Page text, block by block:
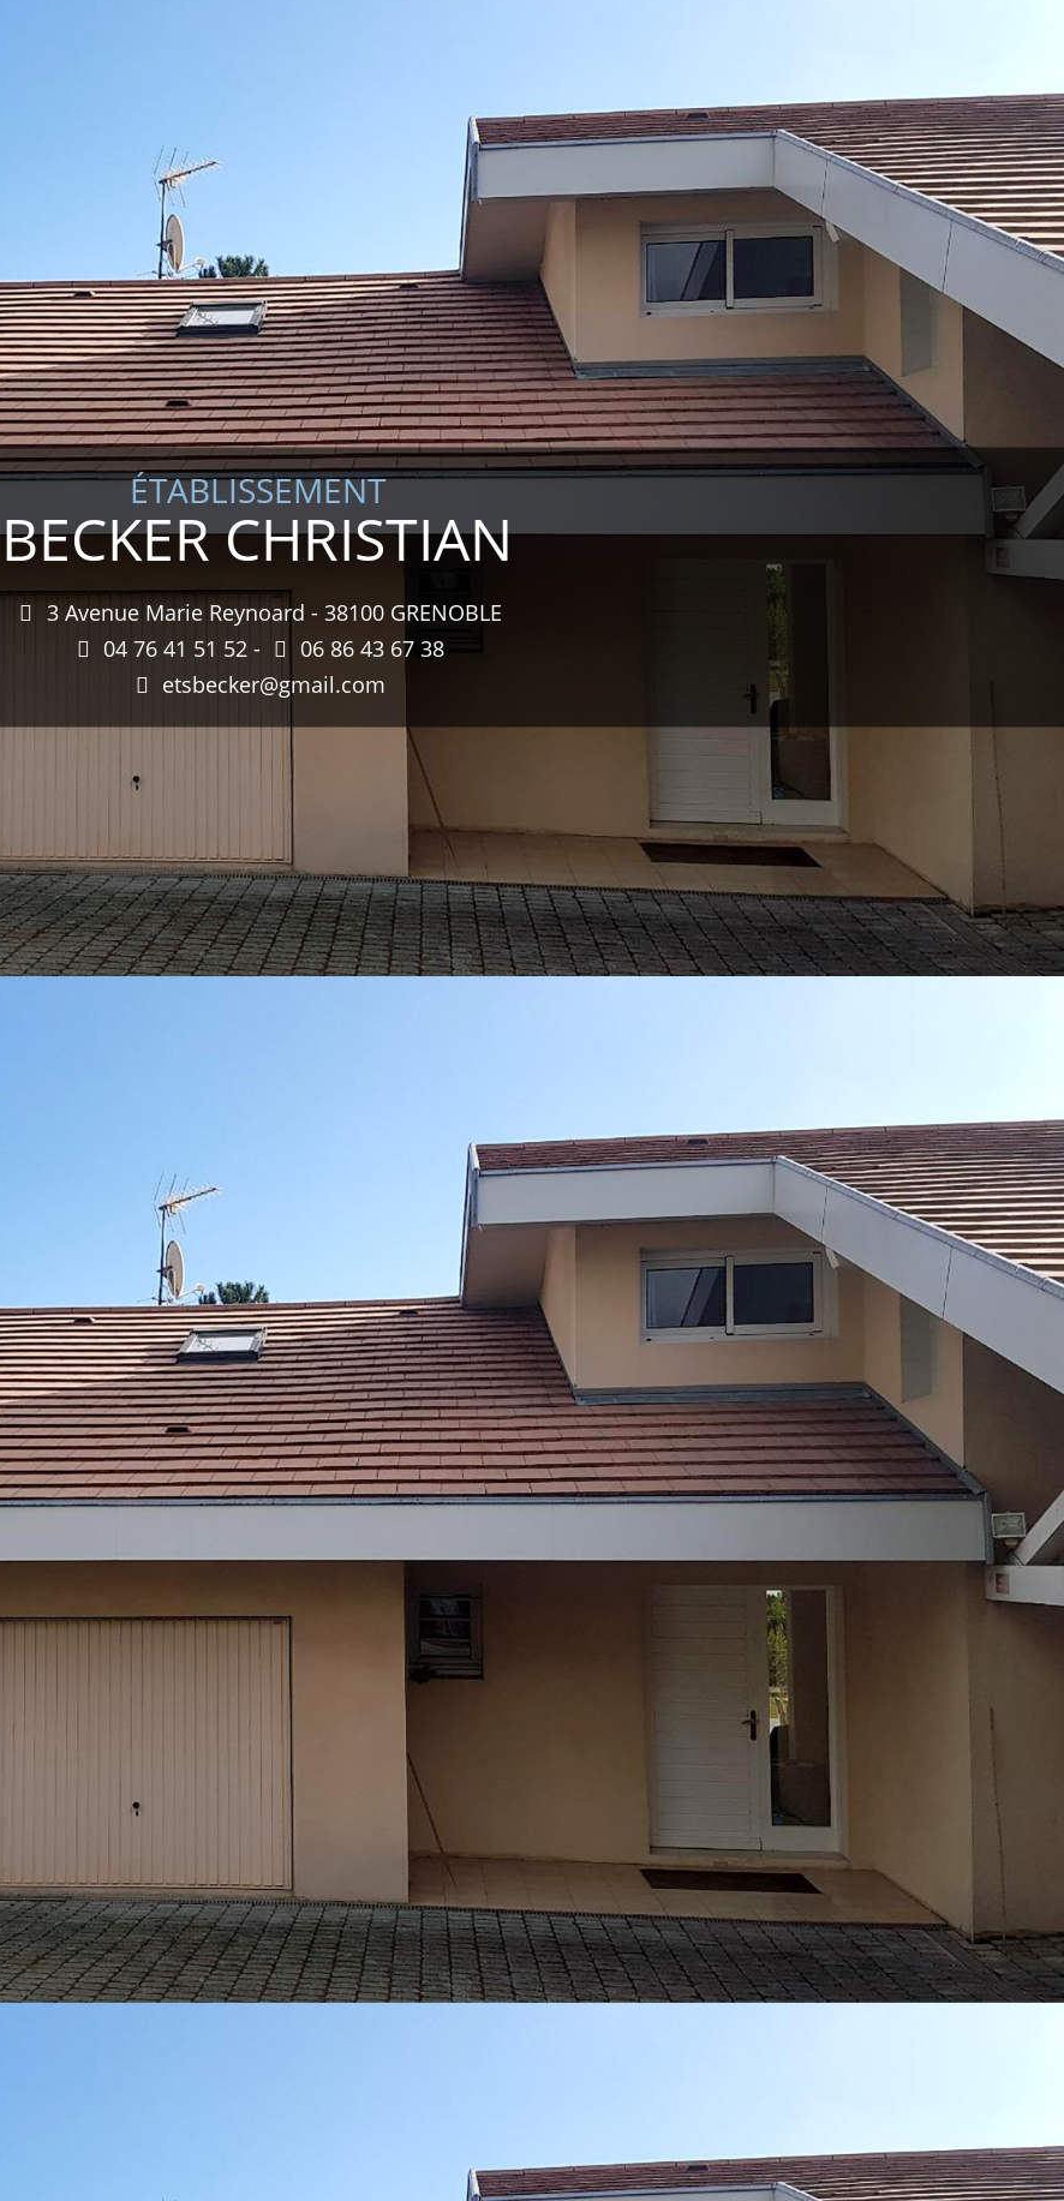
ÉTABLISSEMENT
BECKER CHRISTIAN
3 Avenue Marie Reynoard - 38100 GRENOBLE
04 76 41 51 52 -
06 86 43 67 38
etsbecker@gmail.com